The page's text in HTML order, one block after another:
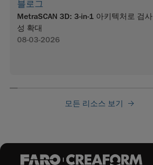
블로그
MetraSCAN 3D: 3-in-1 아키텍처로 검
성 확대
08-03-2026
모든 리소스 보기